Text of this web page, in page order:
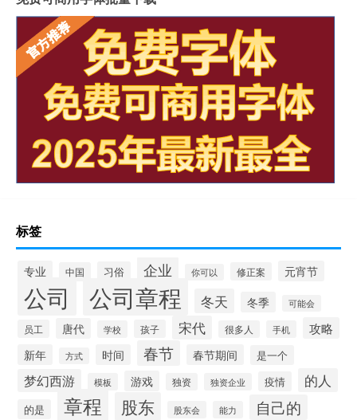
标签
专业 中国 习俗 企业 你可以 修正案 元宵节
公司 公司章程 冬天 冬季 可能会
员工 唐代 学校 孩子 宋代 很多人 手机 攻略
新年 方式 时间 春节 春节期间 是一个
梦幻西游 模板 游戏 独资 独资企业 疫情 的人
的是 章程 股东 股东会 能力 自己的